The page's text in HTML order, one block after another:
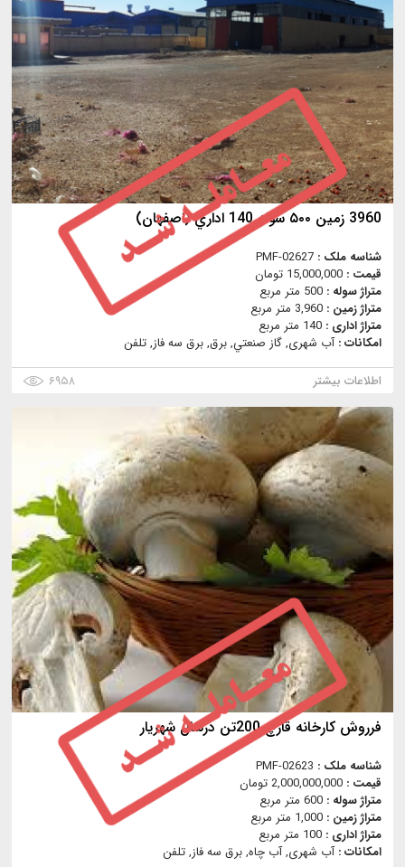
3960 زمین ۵۰۰ سوله 140 اداري (اصفهان)
شناسه ملک : PMF-02627
قیمت : 15,000,000 تومان
متراژ سوله : 500 متر مربع
متراژ زمین : 3,960 متر مربع
متراژ اداری : 140 متر مربع
امکانات :آب شهری, گاز صنعتي, برق, برق سه فاز, تلفن
اطلاعات بیشتر
۶۹۵۸
فرروش كارخانه قارچ 200تن درسال شهريار
شناسه ملک : PMF-02623
قیمت : 2,000,000,000 تومان
متراژ سوله : 600 متر مربع
متراژ زمین : 1,000 متر مربع
متراژ اداری : 100 متر مربع
امکانات :آب شهری, آب چاه, برق سه فاز, تلفن